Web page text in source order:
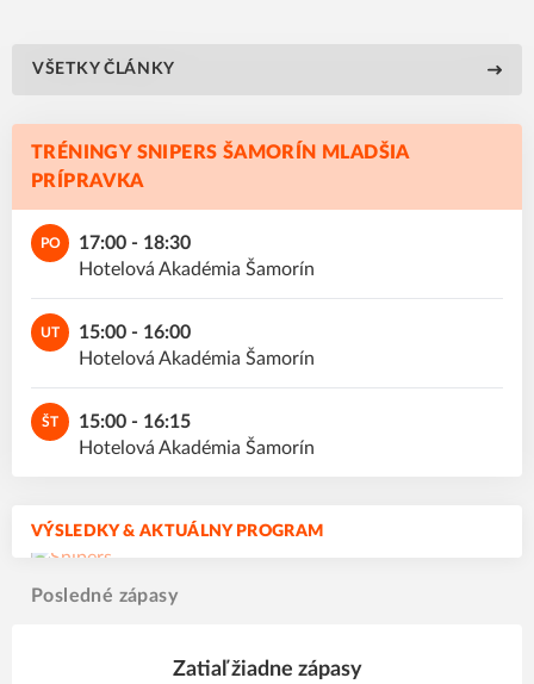
VŠETKY ČLÁNKY
TRÉNINGY SNIPERS ŠAMORÍN MLADŠIA
PRÍPRAVKA
PO
17:00 - 18:30
Hotelová Akadémia Šamorín
UT
15:00 - 16:00
Hotelová Akadémia Šamorín
ŠT
15:00 - 16:15
Hotelová Akadémia Šamorín
VÝSLEDKY & AKTUÁLNY PROGRAM
Posledné zápasy
Zatiaľ žiadne zápasy